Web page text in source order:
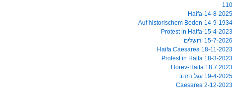
110
14-8-2025-Haifa
14-9-1934-Auf historischem Boden
15-4-2023-Protest in Haifa
15-7-2026 ירושלים
18-11-2023 Haifa Caesarea
18-3-2023 Protest in Haifa
18.7.2023 Horev-Haifa
19-4-2025 עגל הזהב
2-12-2023 Caesarea